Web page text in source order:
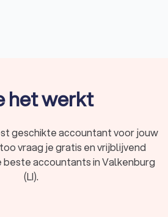
dus over de benodigde ervaring en
complexe fiscale vraagstukken.
(LI) is een financieel expert die
het werkt
geschikte accountant voor jouw
vraag je gratis en vrijblijvend
accountants in Valkenburg
(LI).